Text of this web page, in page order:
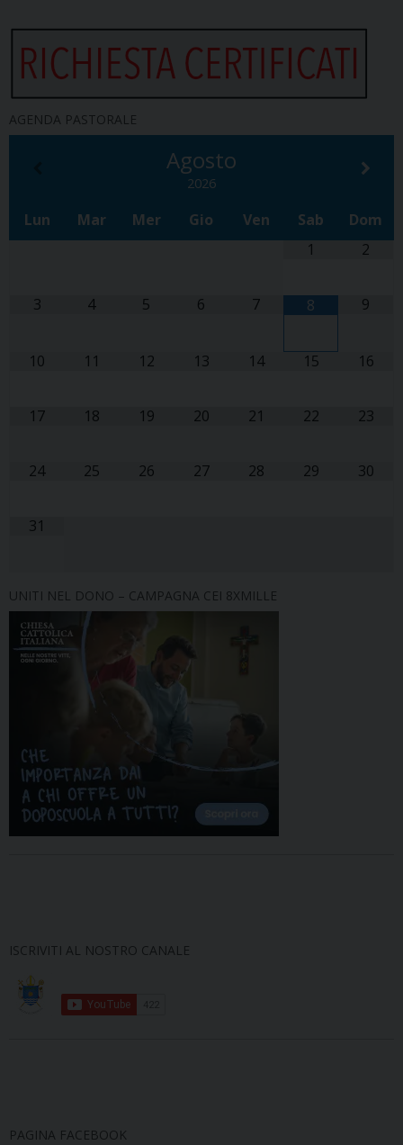
AGENDA PASTORALE
Agosto
2026
Lun Mar Mer Gio Ven Sab
Dom
1
2
3 4 5 6 7 8 9
10 11 12 13 14 15 16
17 18 19 20 21 22 23
24 25 26 27 28 29 30
31
UNITI NEL DONO – CAMPAGNA CEI 8XMILLE
ISCRIVITI AL NOSTRO CANALE
PAGINA FACEBOOK